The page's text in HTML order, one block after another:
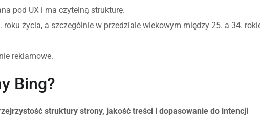
pod UX i ma czytelną strukturę.
życia, a szczególnie w przedziale wiekowym między 25. a 34.
reklamowe.
Bing?
struktury strony, jakość treści i dopasowanie do intencji